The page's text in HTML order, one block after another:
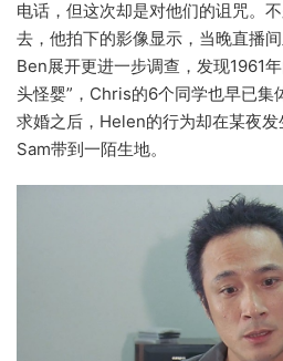
电话，但这次却是对他们的诅咒。
去，他拍下的影像显示，当晚直播
Ben展开更进一步调查，发现1961
头怪婴”，Chris的6个同学也早已
求婚之后，Helen的行为却在某夜
Sam带到一陌生地。